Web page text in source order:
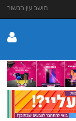
מושב עין הבשור